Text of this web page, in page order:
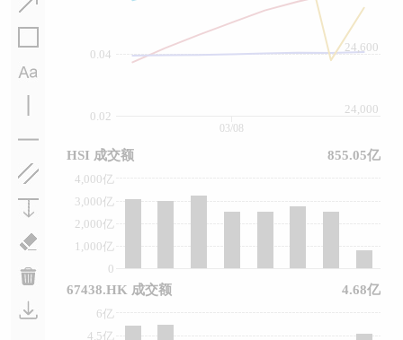
0.02
0.04
24,000
24,600
0
1,000亿
2,000亿
3,000亿
4,000亿
4.5亿
6亿
03/08
HSI 成交额 855.05亿
67438.HK 成交额 4.68亿